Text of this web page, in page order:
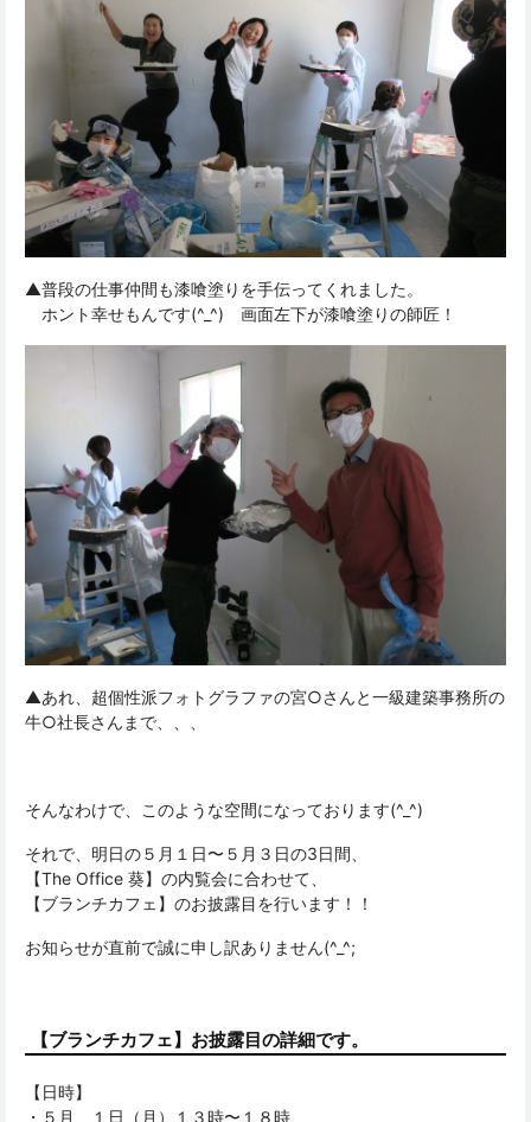
▲普段の仕事仲間も漆喰塗りを手伝ってくれました。
ホント幸せもんです(^_^) 画面左下が漆喰塗りの師匠！
▲あれ、超個性派フォトグラファの宮○さんと一級建築事務所の
牛○社長さんまで、、、
そんなわけで、このような空間になっております(^_^)
それで、明日の５月１日〜５月３日の3日間、
【The Office 葵】の内覧会に合わせて、
【ブランチカフェ】のお披露目を行います！！
お知らせが直前で誠に申し訳ありません(^_^;
【ブランチカフェ】お披露目の詳細です。
【日時】
・５月 １日（月）１３時〜１８時